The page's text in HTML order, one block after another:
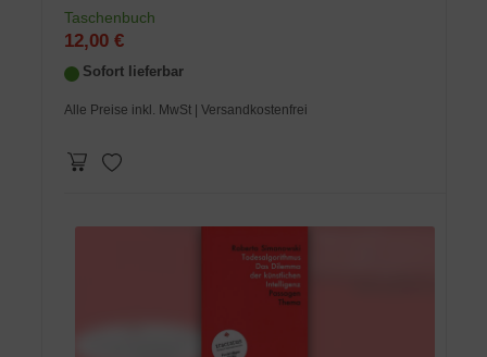
Taschenbuch
12,00 €
Sofort lieferbar
Alle Preise inkl. MwSt | Versandkostenfrei